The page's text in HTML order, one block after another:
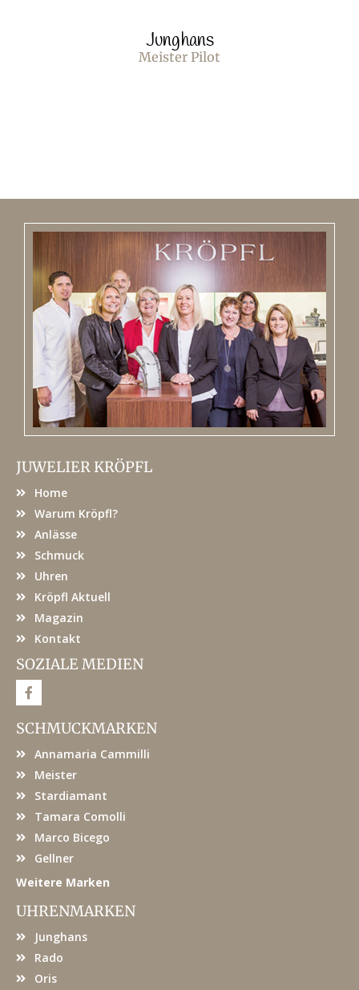
Junghans
Meister Pilot
JUWELIER KRÖPFL
Home
Warum Kröpfl?
Anlässe
Schmuck
Uhren
Kröpfl Aktuell
Magazin
Kontakt
SOZIALE MEDIEN
F
a
e
b
o
SCHMUCKMARKEN
Annamaria Cammilli
Meister
Stardiamant
Tamara Comolli
Marco Bicego
Gellner
Weitere Marken
UHRENMARKEN
Junghans
Rado
Oris